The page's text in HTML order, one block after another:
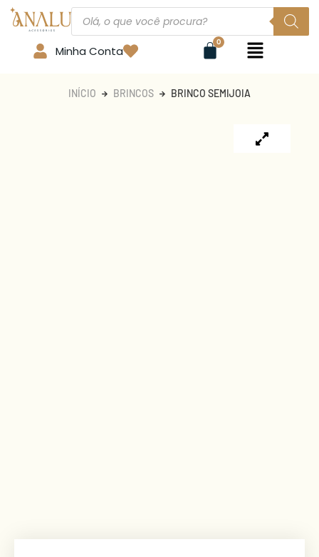
Minha Conta
INÍCIO BRINCOS BRINCO SEMIJOIA